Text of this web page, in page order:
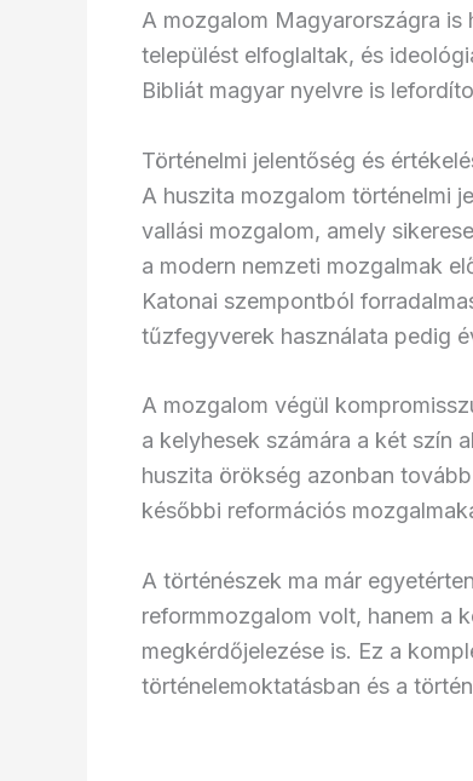
A mozgalom Magyarországra
települést elfoglaltak, és
Bibliát magyar nyelvre is
Történelmi jelentőség és
A huszita mozgalom történelmi
vallási mozgalom, amely
a modern nemzeti mozgalmak
Katonai szempontból
tűzfegyverek használata pedig
A mozgalom végül
a kelyhesek számára a két szín
huszita örökség azonban
későbbi reformációs
A történészek ma már
reformmozgalom volt, hanem a
megkérdőjelezése is. Ez a
történelemoktatásban és a